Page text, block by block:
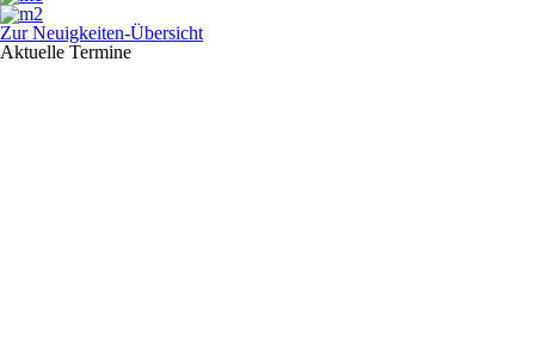
Zur Neuigkeiten-Übersicht
Aktuelle Termine